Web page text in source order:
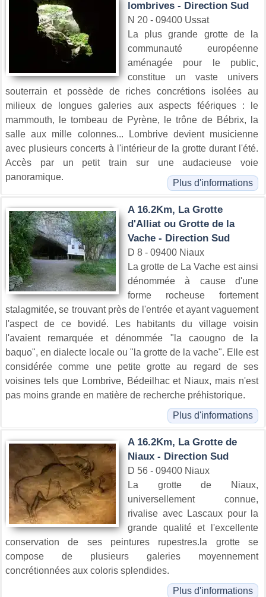
lombrives - Direction Sud
N 20 - 09400 Ussat
La plus grande grotte de la
communauté européenne
aménagée pour le public,
constitue un vaste univers
souterrain et possède de riches concrétions isolées au
milieux de longues galeries aux aspects féériques : le
mammouth, le tombeau de Pyrène, le trône de Bébrix, la
salle aux mille colonnes... Lombrive devient musicienne
avec plusieurs concerts à l'intérieur de la grotte durant l'été.
Accès par un petit train sur une audacieuse voie
panoramique.
Plus d'informations
A 16.2Km, La Grotte
d'Alliat ou Grotte de la
Vache - Direction Sud
D 8 - 09400 Niaux
La grotte de La Vache est ainsi
dénommée à cause d'une
forme rocheuse fortement
stalagmitée, se trouvant près de l'entrée et ayant vaguement
l'aspect de ce bovidé. Les habitants du village voisin
l'avaient remarquée et dénommée "la caougno de la
baquo", en dialecte locale ou "la grotte de la vache". Elle est
considérée comme une petite grotte au regard de ses
voisines tels que Lombrive, Bédeilhac et Niaux, mais n'est
pas moins grande en matière de recherche préhistorique.
Plus d'informations
A 16.2Km, La Grotte de
Niaux - Direction Sud
D 56 - 09400 Niaux
La grotte de Niaux,
universellement connue,
rivalise avec Lascaux pour la
grande qualité et l'excellente
conservation de ses peintures rupestres.la grotte se
compose de plusieurs galeries moyennement
concrétionnées aux coloris splendides.
Plus d'informations